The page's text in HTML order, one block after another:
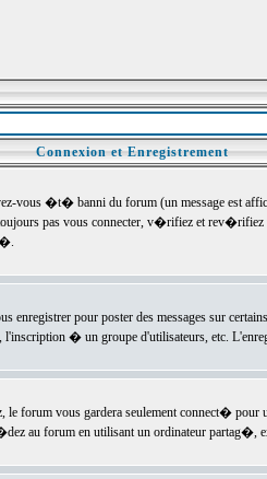
Connexion et Enregistrement
vous �t� banni du forum (un message est
pas vous connecter, v�rifiez et
pour poster des messages sur
� un groupe d'utilisateurs, etc.
le forum vous gardera seulement connect�
au forum en utilisant un ordinateur